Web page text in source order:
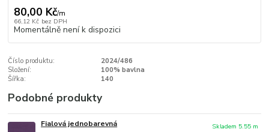
80,00 Kč/m
66,12 Kč bez DPH
Momentálně není k dispozici
Číslo produktu:
2024/486
Složení:
100% bavlna
Šířka:
140
Podobné produkty
Fialová jednobarevná
Skladem 5.55 m